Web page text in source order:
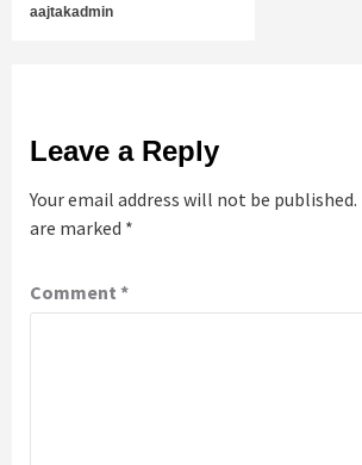
aajtakadmin
Leave a Reply
Your email address will not be published.
are marked *
Comment *